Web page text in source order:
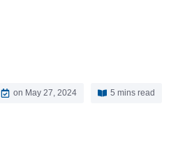
on May 27, 2024 5 mins read